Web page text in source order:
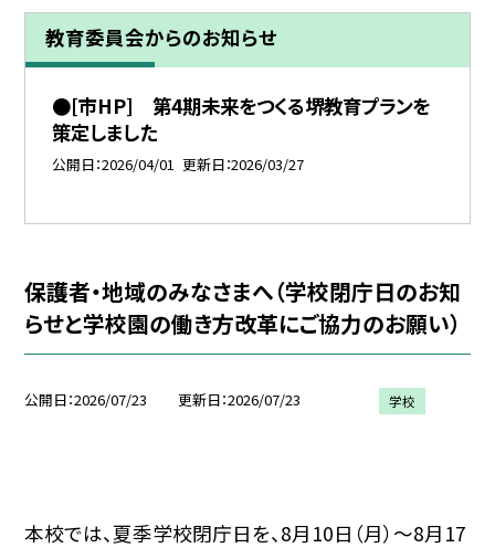
教育委員会からのお知らせ
●[市HP] 第4期未来をつくる堺教育プランを
策定しました
公開日 2026/04/01 更新日 2026/03/27
保護者・地域のみなさまへ（学校閉庁日のお知
らせと学校園の働き方改革にご協力のお願い）
公開日 2026/07/23 更新日 2026/07/23 学校
本校では、夏季学校閉庁日を、8月10日（月）～8月17